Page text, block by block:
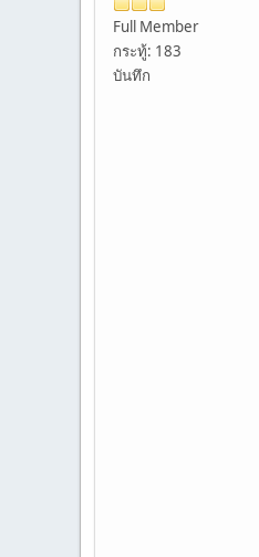
Full Member
กระทู้: 183
บันทึก